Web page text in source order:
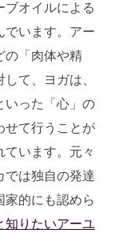
ブオイルによる
でいます。アー
の「肉体や精
て、ヨガは、
いった「心」の
せて行うことが
います。元々
では独自の発達
家的にも認めら
知りたいアーユ